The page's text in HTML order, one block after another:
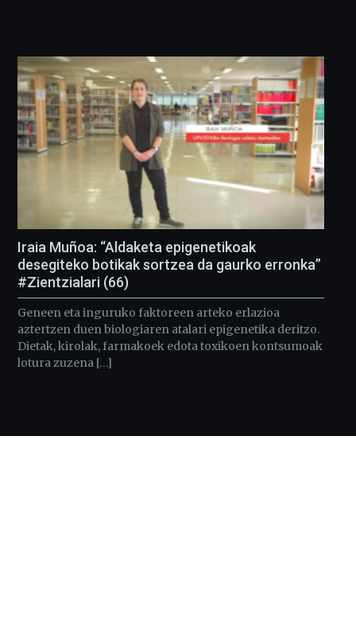
Iraia Muñoa: “Aldaketa epigenetikoak
desegiteko botikak sortzea da gaurko erronka”
#Zientzialari (66)
Geneen eta inguruko faktoreen arteko erlazioa
aztertzen duen biologiaren atalari epigenetika deritzo.
Dietak, kirolak, farmakoek edota toxikoen kontsumoak
lotura zuzena […]